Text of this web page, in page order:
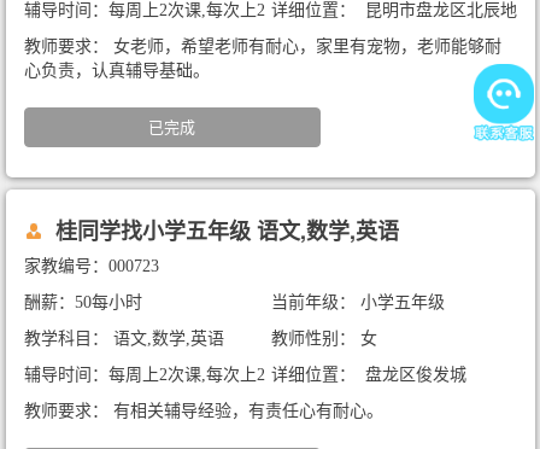
辅导时间：每周上2次课,每次上2
小时
详细位置： 昆明市盘龙区北辰地
铁口好世界c栋
教师要求： 女老师，希望老师有耐心，家里有宠物，老师能够耐
心负责，认真辅导基础。
已完成
桂同学找小学五年级 语文,数学,英语
家教编号：000723
酬薪：50每小时
当前年级： 小学五年级
教学科目： 语文,数学,英语
教师性别： 女
辅导时间：每周上2次课,每次上2
小时
详细位置： 盘龙区俊发城
教师要求： 有相关辅导经验，有责任心有耐心。